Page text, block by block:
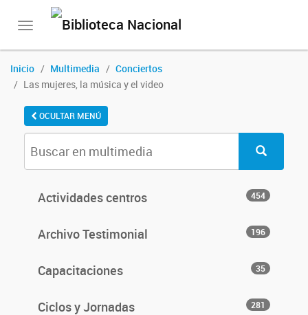
Toggle
Inicio Multimedia
Conciertos
Las mujeres, la música y el video
OCULTAR MENÚ
Actividades centros 454
Archivo Testimonial 196
Capacitaciones 35
Ciclos y Jornadas 281